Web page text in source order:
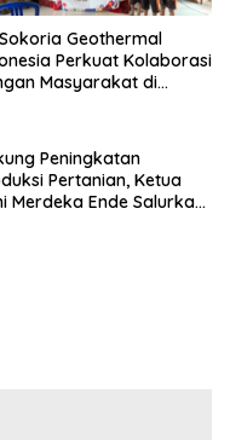
Geothermal
Perkuat Kolaborasi
Masyarakat di
Peningkatan
Pertanian, Ketua
Merdeka Ende Salurkan